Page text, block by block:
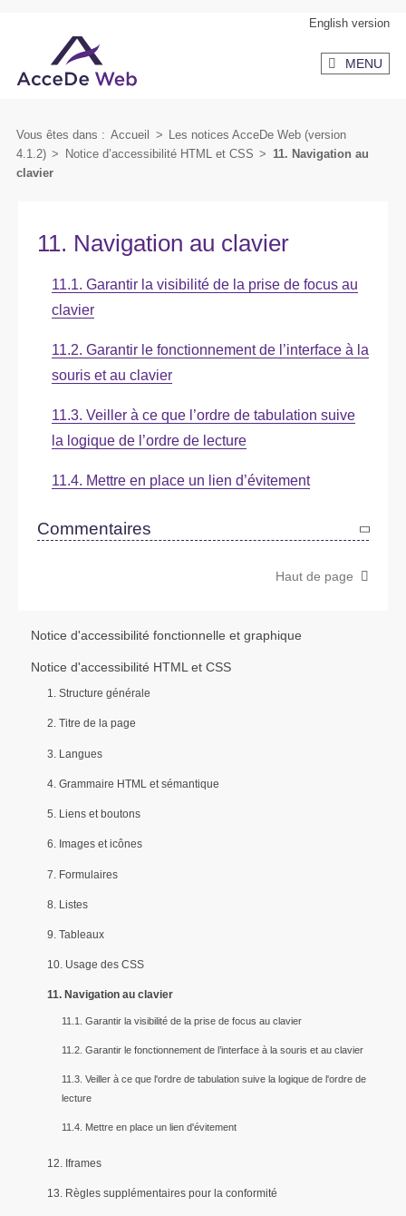
contenu
menu
secondaire
English version
MENU
Vous êtes dans : Accueil >
Les notices AcceDe Web (version
4.1.2) > Notice d’accessibilité HTML et CSS > 11. Navigation au
clavier
11. Navigation au clavier
11.1. Garantir la visibilité de la prise de focus au
clavier
11.2. Garantir le fonctionnement de l’interface à la
souris et au clavier
11.3. Veiller à ce que l’ordre de tabulation suive
la logique de l’ordre de lecture
11.4. Mettre en place un lien d’évitement
Commentaires
Haut de page
Notice d'accessibilité fonctionnelle et graphique
Notice d'accessibilité HTML et CSS
1. Structure générale
2. Titre de la page
3. Langues
4. Grammaire HTML et sémantique
5. Liens et boutons
6. Images et icônes
7. Formulaires
8. Listes
9. Tableaux
10. Usage des CSS
11. Navigation au clavier
11.1. Garantir la visibilité de la prise de focus au clavier
11.2. Garantir le fonctionnement de l’interface à la souris et au clavier
11.3. Veiller à ce que l'ordre de tabulation suive la logique de l'ordre de
lecture
11.4. Mettre en place un lien d'évitement
12. Iframes
13. Règles supplémentaires pour la conformité